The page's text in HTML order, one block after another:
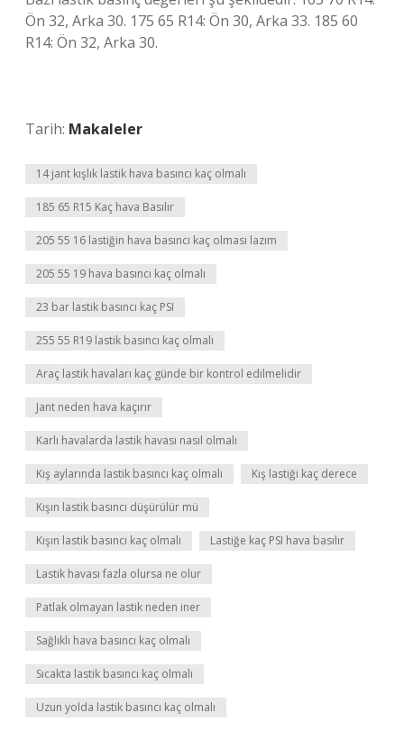
Ön 32, Arka 30. 175 65 R14: Ön 30, Arka 33. 185 60
R14: Ön 32, Arka 30.
Tarih: Makaleler
14 jant kışlık lastik hava basıncı kaç olmalı
185 65 R15 Kaç hava Basılır
205 55 16 lastiğin hava basıncı kaç olması lazım
205 55 19 hava basıncı kaç olmalı
23 bar lastik basıncı kaç PSI
255 55 R19 lastik basıncı kaç olmalı
Araç lastik havaları kaç günde bir kontrol edilmelidir
Jant neden hava kaçırır
Karlı havalarda lastik havası nasıl olmalı
Kış aylarında lastik basıncı kaç olmalı Kış lastiği kaç derece
Kışın lastik basıncı düşürülür mü
Kışın lastik basıncı kaç olmalı Lastiğe kaç PSI hava basılır
Lastik havası fazla olursa ne olur
Patlak olmayan lastik neden iner
Sağlıklı hava basıncı kaç olmalı
Sıcakta lastik basıncı kaç olmalı
Uzun yolda lastik basıncı kaç olmalı